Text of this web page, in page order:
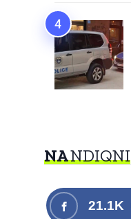
NANDIQNI
21.1K